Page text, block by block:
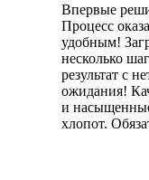
Впервые
Процесс
удобным!
несколько
результат с
ожидания!
и
хлопот.